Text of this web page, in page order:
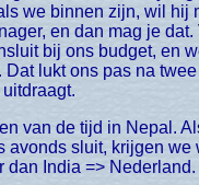
we binnen zijn, wil hij
en dan mag je
bij ons budget, en
lukt ons pas na
sluit, krijgen
dan India => Nederland.